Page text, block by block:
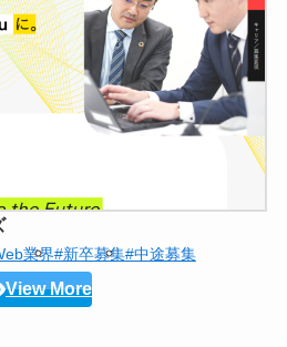
業界#新卒募集#中途募集
View More